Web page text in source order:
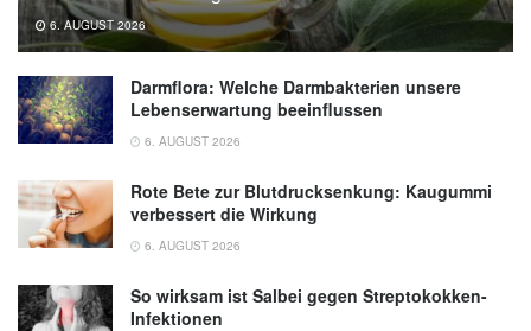
6. AUGUST 2026
Darmflora: Welche Darmbakterien unsere
Lebenserwartung beeinflussen
6. AUGUST 2026
Rote Bete zur Blutdrucksenkung: Kaugummi
verbessert die Wirkung
6. AUGUST 2026
So wirksam ist Salbei gegen Streptokokken-
Infektionen